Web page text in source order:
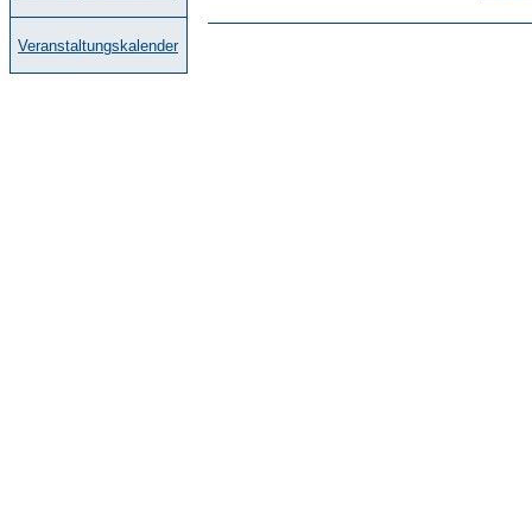
Veranstaltungskalender